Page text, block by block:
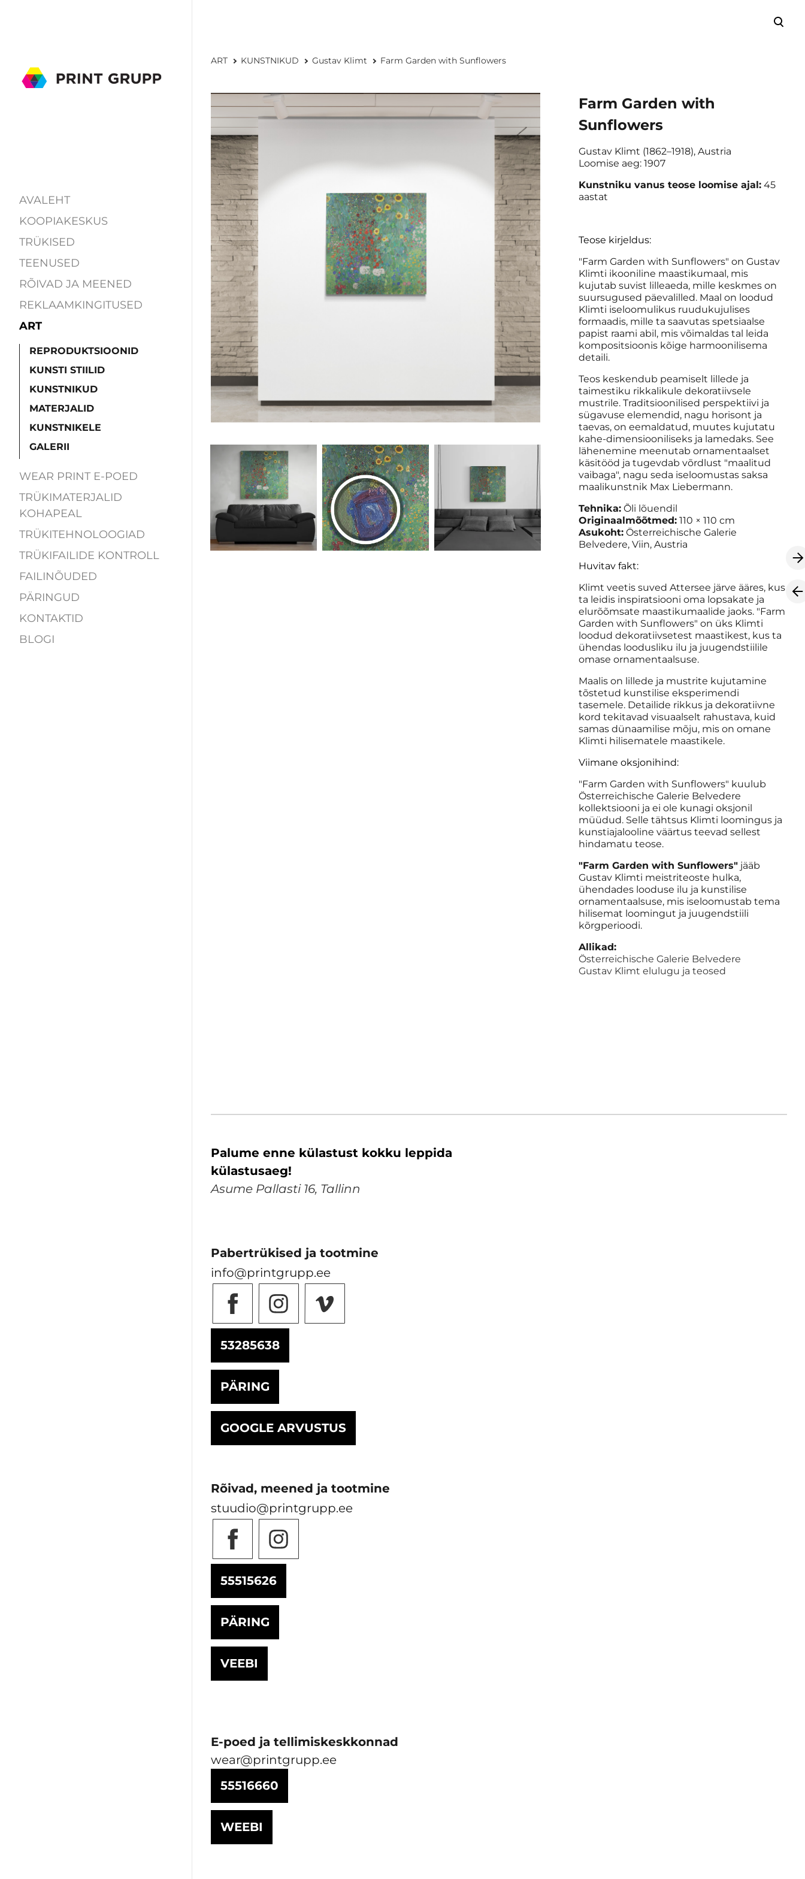
AVALEHT
KOOPIAKESKUS
TRÜKISED
TEENUSED
RÕIVAD JA MEENED
REKLAAMKINGITUSED
ART
REPRODUKTSIOONID
KUNSTI STIILID
KUNSTNIKUD
MATERJALID
KUNSTNIKELE
GALERII
WEAR PRINT E-POED
TRÜKIMATERJALID
KOHAPEAL
TRÜKITEHNOLOOGIAD
TRÜKIFAILIDE KONTROLL
FAILINÕUDED
PÄRINGUD
KONTAKTID
BLOGI
ART KUNSTNIKUD Gustav Klimt Farm Garden with Sunflowers
Farm Garden with
Sunflowers
Gustav Klimt (1862–1918), Austria
Loomise aeg: 1907
Kunstniku vanus teose loomise ajal: 45
aastat
Teose kirjeldus:
"Farm Garden with Sunflowers" on Gustav
Klimti ikooniline maastikumaal, mis
kujutab suvist lilleaeda, mille keskmes on
suursugused päevalilled. Maal on loodud
Klimti iseloomulikus ruudukujulises
formaadis, mille ta saavutas spetsiaalse
papist raami abil, mis võimaldas tal leida
kompositsioonis kõige harmoonilisema
detaili.
Teos keskendub peamiselt lillede ja
taimestiku rikkalikule dekoratiivsele
mustrile. Traditsioonilised perspektiivi ja
sügavuse elemendid, nagu horisont ja
taevas, on eemaldatud, muutes kujutatu
kahe-dimensiooniliseks ja lamedaks. See
lähenemine meenutab ornamentaalset
käsitööd ja tugevdab võrdlust "maalitud
vaibaga", nagu seda iseloomustas saksa
maalikunstnik Max Liebermann.
Tehnika: Õli lõuendil
Originaalmõõtmed: 110 × 110 cm
Asukoht: Österreichische Galerie
Belvedere, Viin, Austria
Huvitav fakt:
Klimt veetis suved Attersee järve ääres, kus
ta leidis inspiratsiooni oma lopsakate ja
elurõõmsate maastikumaalide jaoks. "Farm
Garden with Sunflowers" on üks Klimti
loodud dekoratiivsetest maastikest, kus ta
ühendas loodusliku ilu ja juugendstiilile
omase ornamentaalsuse.
Maalis on lillede ja mustrite kujutamine
tõstetud kunstilise eksperimendi
tasemele. Detailide rikkus ja dekoratiivne
kord tekitavad visuaalselt rahustava, kuid
samas dünaamilise mõju, mis on omane
Klimti hilisematele maastikele.
Viimane oksjonihind:
"Farm Garden with Sunflowers" kuulub
Österreichische Galerie Belvedere
kollektsiooni ja ei ole kunagi oksjonil
müüdud. Selle tähtsus Klimti loomingus ja
kunstiajalooline väärtus teevad sellest
hindamatu teose.
"Farm Garden with Sunflowers" jääb
Gustav Klimti meistriteoste hulka,
ühendades looduse ilu ja kunstilise
ornamentaalsuse, mis iseloomustab tema
hilisemat loomingut ja juugendstiili
kõrgperioodi.
Allikad:
Österreichische Galerie Belvedere
Gustav Klimt elulugu ja teosed
Palume enne külastust kokku leppida
külastusaeg!
Asume Pallasti 16, Tallinn
Pabertrükised ja tootmine
info@printgrupp.ee
53285638
PÄRING
GOOGLE ARVUSTUS
Rõivad, meened ja tootmine
stuudio@printgrupp.ee
55515626
PÄRING
VEEBI
E-poed ja tellimiskeskkonnad
wear@printgrupp.ee
55516660
WEEBI